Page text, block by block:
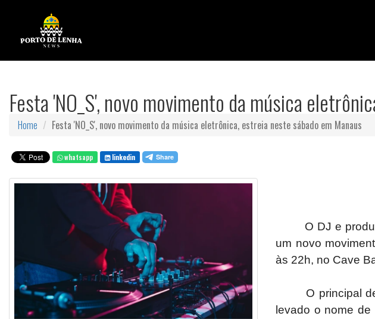
Festa 'NO_S', novo movimento da música
Home Festa 'NO_S', novo movimento da música eletrônica, estreia neste sábado em Manaus
whatsapp linkedin
O DJ e produtor
um novo
às 22h, no Cave
O principal
levado o nome